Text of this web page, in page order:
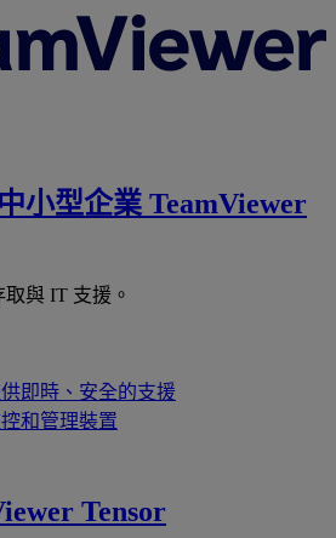
小型企業 TeamViewer
與 IT 支援。
即時、安全的支援
和管理裝置
Tensor